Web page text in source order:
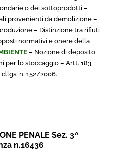
o dei sottoprodotti –
provenienti da demolizione –
– Distinzione tra rifiuti
normativi e onere della
– Nozione di deposito
per lo stoccaggio – Artt. 183,
d.lgs. n. 152/2006.
PENALE Sez. 3^
n.16436